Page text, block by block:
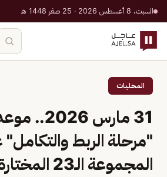
السبت، 8 أغسطس 2026 · 25 صفر 1448 هـ
المحليات
31 مارس
"مرحلة الربط
المجموعة